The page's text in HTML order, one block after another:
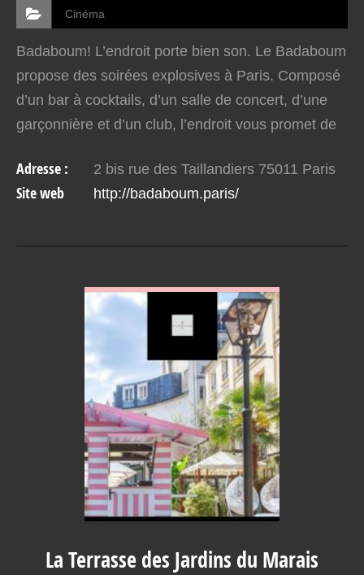
Cinéma
Badaboum! L’endroit porte bien son. Le Badaboum
propose des soirées explosives à Paris. Composé
d’un bar à cocktails, d’un salle de concert, d’une
garçonnière et d’un club, l’endroit vous promet de
Adresse : 2 bis rue des Taillandiers 75011 Paris
Site web http://badaboum.paris/
La Terrasse des Jardins du Marais